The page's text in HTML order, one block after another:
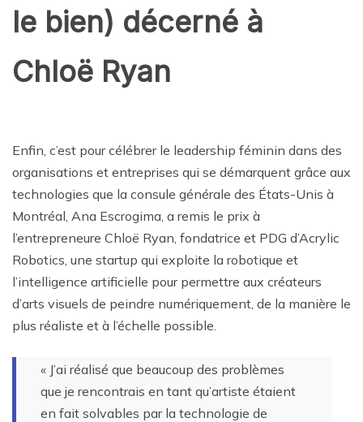
le bien) décerné à
Chloë Ryan
Enfin, c’est pour célébrer le leadership féminin dans des
organisations et entreprises qui se démarquent grâce aux
technologies que la consule générale des États-Unis à
Montréal, Ana Escrogima, a remis le prix à
l’entrepreneure Chloë Ryan, fondatrice et PDG d’Acrylic
Robotics, une startup qui exploite la robotique et
l’intelligence artificielle pour permettre aux créateurs
d’arts visuels de peindre numériquement, de la manière le
plus réaliste et à l’échelle possible.
« J’ai réalisé que beaucoup des problèmes
que je rencontrais en tant qu’artiste étaient
en fait solvables par la technologie de